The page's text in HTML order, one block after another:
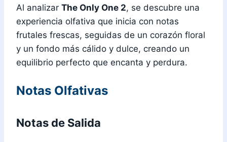
Al analizar The Only One 2, se descubre una
experiencia olfativa que inicia con notas
frutales frescas, seguidas de un corazón floral
y un fondo más cálido y dulce, creando un
equilibrio perfecto que encanta y perdura.
Notas Olfativas
Notas de Salida